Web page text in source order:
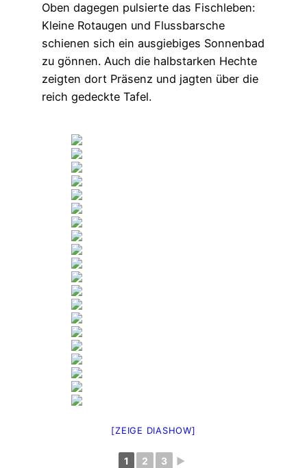
Oben dagegen pulsierte das Fischleben:
Kleine Rotaugen und Flussbarsche
schienen sich ein ausgiebiges Sonnenbad
zu gönnen. Auch die halbstarken Hechte
zeigten dort Präsenz und jagten über die
reich gedeckte Tafel.
[ZEIGE DIASHOW]
1 2 3 ►